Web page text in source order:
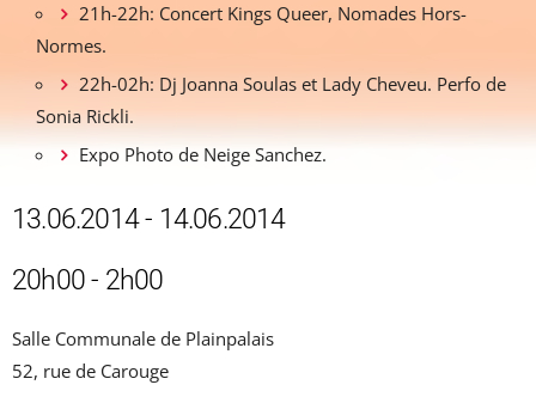
21h-22h: Concert Kings Queer, Nomades Hors-
Normes.
22h-02h: Dj Joanna Soulas et Lady Cheveu. Perfo de
Sonia Rickli.
Expo Photo de Neige Sanchez.
13.06.2014 - 14.06.2014
20h00 - 2h00
Salle Communale de Plainpalais
52, rue de Carouge